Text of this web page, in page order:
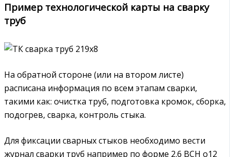
Пример технологической карты на сварку
труб
На обратной стороне (или на втором листе)
расписана информация по всем этапам сварки,
такими как: очистка труб, подготовка кромок, сборка,
подогрев, сварка, контроль стыка.
Для фиксации сварных стыков необходимо вести
журнал сварки труб например по форме 2.6 ВСН о12